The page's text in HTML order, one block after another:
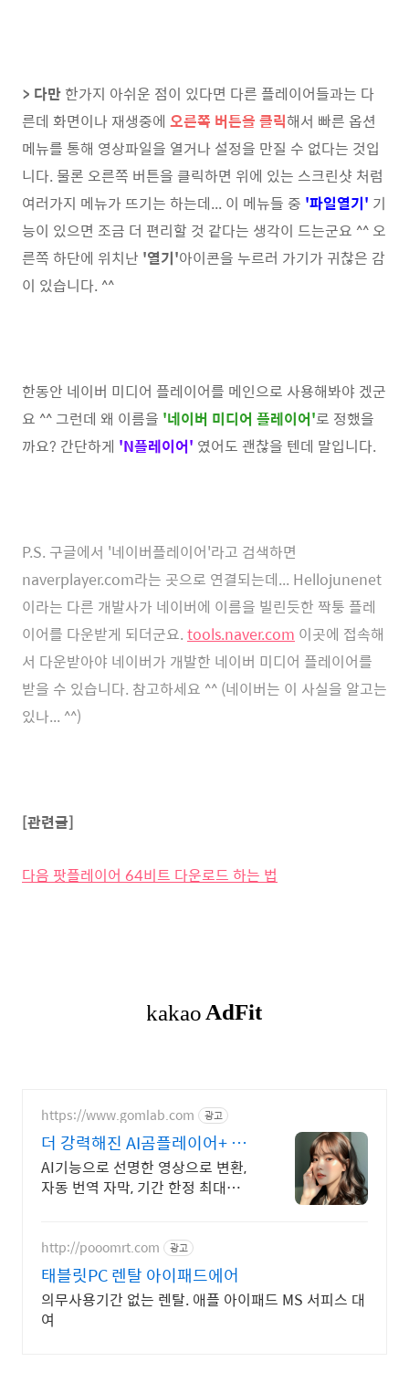
> 다만 한가지 아쉬운 점이 있다면 다른 플레이어들과는 다
른데 화면이나 재생중에 오른쪽 버튼을 클릭해서 빠른 옵션
메뉴를 통해 영상파일을 열거나 설정을 만질 수 없다는 것입
니다. 물론 오른쪽 버튼을 클릭하면 위에 있는 스크린샷 처럼
여러가지 메뉴가 뜨기는 하는데... 이 메뉴들 중 '파일열기' 기
능이 있으면 조금 더 편리할 것 같다는 생각이 드는군요 ^^ 오
른쪽 하단에 위치난 '열기'아이콘을 누르러 가기가 귀찮은 감
이 있습니다. ^^
한동안 네이버 미디어 플레이어를 메인으로 사용해봐야 겠군
요 ^^ 그런데 왜 이름을 '네이버 미디어 플레이어'로 정했을
까요? 간단하게 'N플레이어' 였어도 괜찮을 텐데 말입니다.
P.S. 구글에서 '네이버플레이어'라고 검색하면
naverplayer.com라는 곳으로 연결되는데... Hellojunenet
이라는 다른 개발사가 네이버에 이름을 빌린듯한 짝퉁 플레
이어를 다운받게 되더군요. tools.naver.com 이곳에 접속해
서 다운받아야 네이버가 개발한 네이버 미디어 플레이어를
받을 수 있습니다. 참고하세요 ^^ (네이버는 이 사실을 알고는
있나... ^^)
[관련글]
다음 팟플레이어 64비트 다운로드 하는 법
https://www.gomlab.com 광고
더 강력해진 AI곰플레이어+ 기
간한정 마지막 특가!
AI기능으로 선명한 영상으로 변환,
자동 번역 자막, 기간 한정 최대
http://pooomrt.com 광고
태블릿PC 렌탈 아이패드에어
의무사용기간 없는 렌탈. 애플 아이패드 MS 서피스 대
여